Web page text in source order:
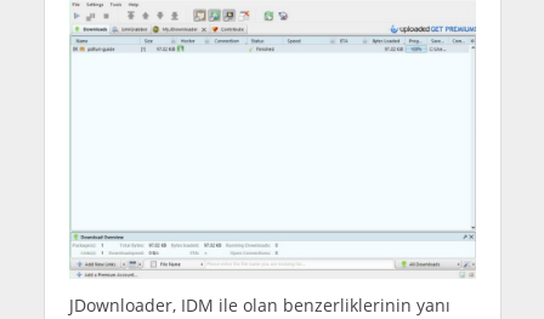
JDownloader, IDM ile olan benzerliklerinin yanı